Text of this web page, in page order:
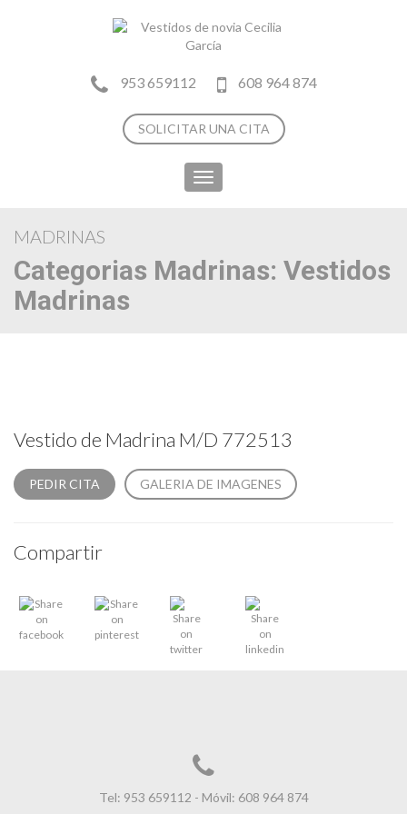
953 659112 608 964 874
SOLICITAR UNA CITA
Toggle
navigation
MADRINAS
Categorias Madrinas: Vestidos
Madrinas
Vestido de Madrina M/D 772513
PEDIR CITA GALERIA DE IMAGENES
Compartir
Tel: 953 659112 - Móvil: 608 964 874